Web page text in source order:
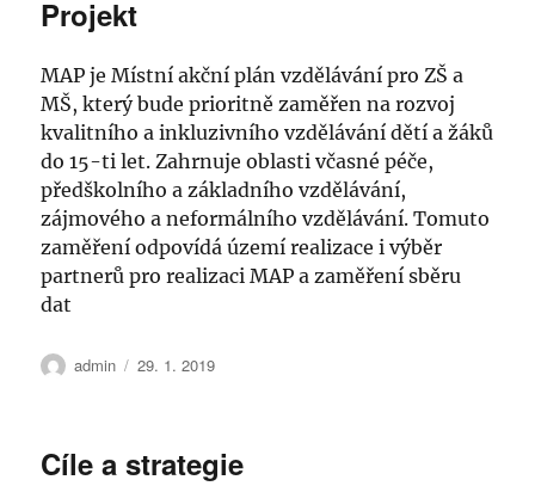
Projekt
MAP je Místní akční plán vzdělávání pro ZŠ a
MŠ, který bude prioritně zaměřen na rozvoj
kvalitního a inkluzivního vzdělávání dětí a žáků
do 15-ti let. Zahrnuje oblasti včasné péče,
předškolního a základního vzdělávání,
zájmového a neformálního vzdělávání. Tomuto
zaměření odpovídá území realizace i výběr
partnerů pro realizaci MAP a zaměření sběru
dat
Autor:
admin Publikováno:
29. 1. 2019
Cíle a strategie